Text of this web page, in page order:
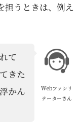
担うときは、例え
Webファシリ
テーターさん
て
きた
かん